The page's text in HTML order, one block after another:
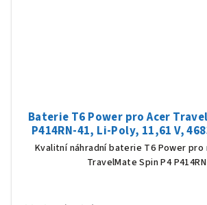
Baterie T6 Power pro Acer
P414RN-41, Li-Poly, 11,61 V,
Wh), černá
Kvalitní náhradní baterie T6 Power
TravelMate Spin P4